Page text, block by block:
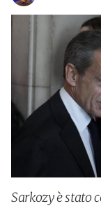
Sarkozy è stato